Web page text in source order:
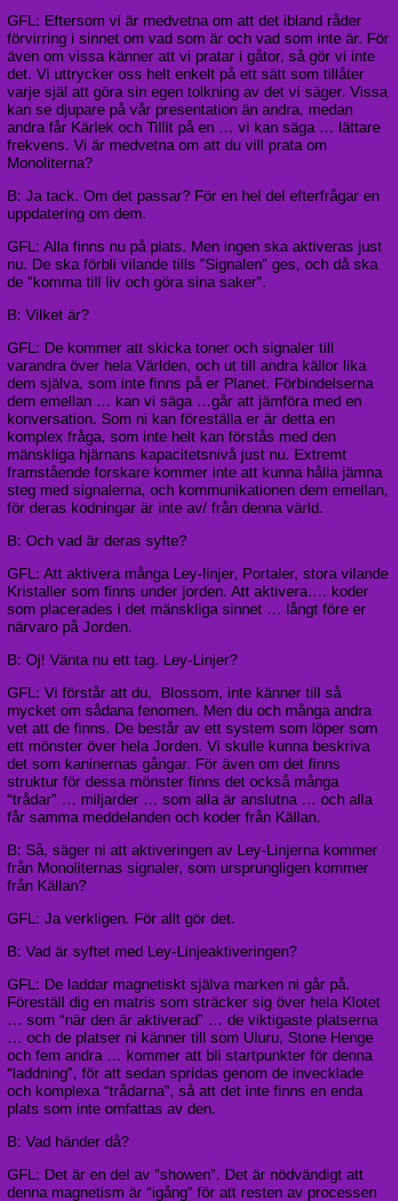
GFL: Eftersom vi är medvetna om att det ibland råder
förvirring i sinnet om vad som är och vad som inte är. För
även om vissa känner att vi pratar i gåtor, så gör vi inte
det. Vi uttrycker oss helt enkelt på ett sätt som tillåter
varje själ att göra sin egen tolkning av det vi säger. Vissa
kan se djupare på vår presentation än andra, medan
andra får Kärlek och Tillit på en … vi kan säga … lättare
frekvens. Vi är medvetna om att du vill prata om
Monoliterna?
B: Ja tack. Om det passar? För en hel del efterfrågar en
uppdatering om dem.
GFL: Alla finns nu på plats. Men ingen ska aktiveras just
nu. De ska förbli vilande tills ”Signalen” ges, och då ska
de ”komma till liv och göra sina saker”.
B: Vilket är?
GFL: De kommer att skicka toner och signaler till
varandra över hela Världen, och ut till andra källor lika
dem själva, som inte finns på er Planet. Förbindelserna
dem emellan … kan vi säga …går att jämföra med en
konversation. Som ni kan föreställa er är detta en
komplex fråga, som inte helt kan förstås med den
mänskliga hjärnans kapacitetsnivå just nu. Extremt
framstående forskare kommer inte att kunna hålla jämna
steg med signalerna, och kommunikationen dem emellan,
för deras kodningar är inte av/ från denna värld.
B: Och vad är deras syfte?
GFL: Att aktivera många Ley-linjer, Portaler, stora vilande
Kristaller som finns under jorden. Att aktivera…. koder
som placerades i det mänskliga sinnet … långt före er
närvaro på Jorden.
B: Oj! Vänta nu ett tag. Ley-Linjer?
GFL: Vi förstår att du, Blossom, inte känner till så
mycket om sådana fenomen. Men du och många andra
vet att de finns. De består av ett system som löper som
ett mönster över hela Jorden. Vi skulle kunna beskriva
det som kaninernas gångar. För även om det finns
struktur för dessa mönster finns det också många
“trådar” … miljarder … som alla är anslutna … och alla
får samma meddelanden och koder från Källan.
B: Så, säger ni att aktiveringen av Ley-Linjerna kommer
från Monoliternas signaler, som ursprungligen kommer
från Källan?
GFL: Ja verkligen. För allt gör det.
B: Vad är syftet med Ley-Linjeaktiveringen?
GFL: De laddar magnetiskt själva marken ni går på.
Föreställ dig en matris som sträcker sig över hela Klotet
… som “när den är aktiverad” … de viktigaste platserna
… och de platser ni känner till som Uluru, Stone Henge
och fem andra … kommer att bli startpunkter för denna
“laddning”, för att sedan spridas genom de invecklade
och komplexa “trådarna”, så att det inte finns en enda
plats som inte omfattas av den.
B: Vad händer då?
GFL: Det är en del av ”showen”. Det är nödvändigt att
denna magnetism är “igång” för att resten av processen